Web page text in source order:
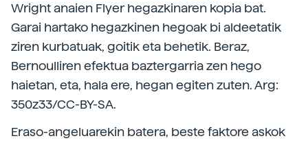
Wright anaien Flyer hegazkinaren kopia bat.
Garai hartako hegazkinen hegoak bi aldeetatik
ziren kurbatuak, goitik eta behetik. Beraz,
Bernoulliren efektua baztergarria zen hego
haietan, eta, hala ere, hegan egiten zuten. Arg:
350z33/CC-BY-SA.
Eraso-angeluarekin batera, beste faktore askok